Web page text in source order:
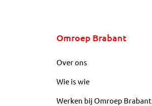
Omroep Brabant
Over ons
Wie is wie
Werken bij Omroep Brabant